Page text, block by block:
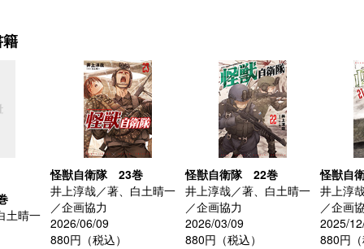
土晴一
怪獣自衛隊 23巻
井上淳哉／著、白土晴一
／企画協力
2026/06/09
880円（税込）
怪獣自衛隊 22巻
井上淳哉／著、白土晴一
／企画協力
2026/03/09
880円（税込）
怪獣自
井上淳
／企画
2025/
880円